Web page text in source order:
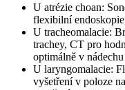
U atrézie choan:
flexibilní
U tracheomalacie:
trachey, CT pro
optimálně v
U laryngomalacie:
vyšetření v poloze